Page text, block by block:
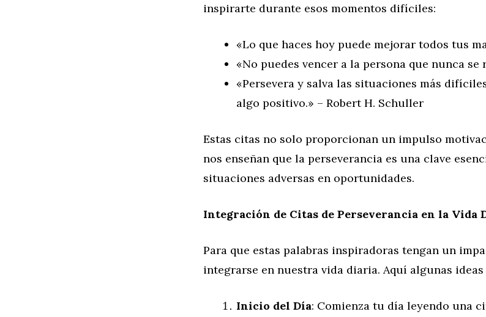
inspirarte durante esos momentos difíciles:
«Lo que haces hoy puede mejorar todos tus
«No puedes vencer a la persona que nunca se
«Persevera y salva las situaciones más
algo positivo.» – Robert H. Schuller
Estas citas no solo proporcionan un impulso
nos enseñan que la perseverancia es una clave
situaciones adversas en oportunidades.
Integración de Citas de Perseverancia en la Vida
Para que estas palabras inspiradoras tengan un
integrarse en nuestra vida diaria. Aquí algunas
Inicio del Día: Comienza tu día leyendo una